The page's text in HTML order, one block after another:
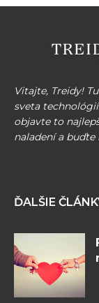
Vitajte, Treidy!
sveta
objavte to
naladení a
ĎALŠIE